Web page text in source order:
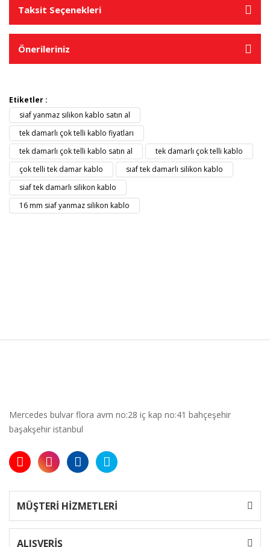
Taksit Seçenekleri
Önerileriniz
Etiketler :
siaf yanmaz silikon kablo satın al
tek damarlı çok telli kablo fiyatları
tek damarlı çok telli kablo satın al
tek damarlı çok telli kablo
çok telli tek damar kablo
sıaf tek damarlı silikon kablo
siaf tek damarlı silikon kablo
16 mm siaf yanmaz silikon kablo
Mercedes bulvar flora avm no:28 iç kap no:41 bahçeşehir
başakşehir istanbul
MÜŞTERİ HİZMETLERİ
ALIŞVERİŞ